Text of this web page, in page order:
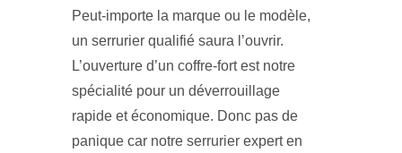
Peut-importe la marque ou le modèle,
un serrurier qualifié saura l’ouvrir.
L’ouverture d’un coffre-fort est notre
spécialité pour un déverrouillage
rapide et économique. Donc pas de
panique car notre serrurier expert en